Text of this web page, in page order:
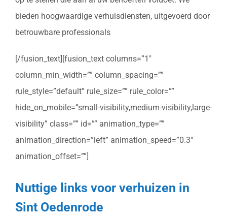
bieden hoogwaardige verhuisdiensten, uitgevoerd door
betrouwbare professionals
[/fusion_text][fusion_text columns=”1″
column_min_width=”” column_spacing=””
rule_style=”default” rule_size=”” rule_color=””
hide_on_mobile=”small-visibility,medium-visibility,large-
visibility” class=”” id=”” animation_type=””
animation_direction=”left” animation_speed=”0.3″
animation_offset=””]
Nuttige links voor verhuizen in
Sint Oedenrode